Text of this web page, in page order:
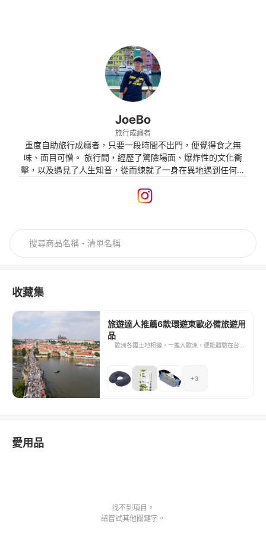
JoeBo
旅行成癮者
重度自助旅行成癮者，只要一段時間不出門，便覺得食之無
味、面目可憎。 旅行間，經歷了驚險場面、爆炸性的文化衝
擊，以及遇見了人生知音，從而練就了一身在異地遇到任何事
等年紀增長，再次回顧以往的經歷時，會感謝年輕的自己曾勇
收藏集
旅遊達人推薦6款環遊東歐必備旅遊用
品
歐洲各國土地相連，一進入歐洲，便能體驗在台灣
每一個有環歐夢想的旅人，期望它們能陪伴你順利
度過沿路上的各種困境。
+3
愛用品
找不到項目。
請嘗試其他關鍵字。